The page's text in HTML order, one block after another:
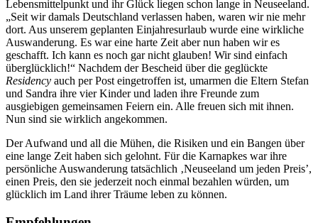
Lebensmittelpunkt und ihr Glück liegen schon lange in Neuseeland.
„Seit wir damals Deutschland verlassen haben, waren wir nie mehr
dort. Aus unserem geplanten Einjahresurlaub wurde eine wirkliche
Auswanderung. Es war eine harte Zeit aber nun haben wir es
geschafft. Ich kann es noch gar nicht glauben! Wir sind einfach
überglücklich!“ Nachdem der Bescheid über die geglückte
Residency auch per Post eingetroffen ist, umarmen die Eltern Stefan
und Sandra ihre vier Kinder und laden ihre Freunde zum
ausgiebigen gemeinsamen Feiern ein. Alle freuen sich mit ihnen.
Nun sind sie wirklich angekommen.
Der Aufwand und all die Mühen, die Risiken und ein Bangen über
eine lange Zeit haben sich gelohnt. Für die Karnapkes war ihre
persönliche Auswanderung tatsächlich ‚Neuseeland um jeden Preis’,
einen Preis, den sie jederzeit noch einmal bezahlen würden, um
glücklich im Land ihrer Träume leben zu können.